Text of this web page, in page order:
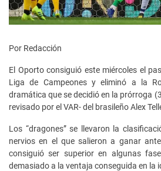
Por Redacción
El Oporto consiguió este miércoles el
Liga de Campeones y eliminó a la
dramática que se decidió en la prórroga
revisado por el VAR- del brasileño Alex
Los “dragones” se llevaron la
nervios en el que salieron a ganar
consiguió ser superior en algunas
demasiado a la ventaja conseguida en la